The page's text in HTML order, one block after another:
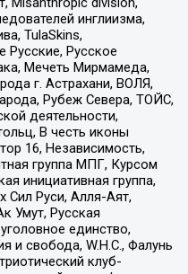
инглиизма,
TulaSkins,
Русские, Русское
Мечеть Мирмамеда,
г. Астрахани, ВОЛЯ,
Рубеж Севера, ТОЙС,
деятельности,
В честь иконы
16, Независимость,
группа МПГ, Курсом
инициативная группа,
Сил Руси, Алля-Аят,
Умут, Русская
единство,
и свобода, W.H.С., Фалунь
клуб-